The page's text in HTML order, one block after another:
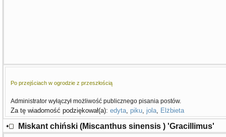
Po przejściach w ogrodzie z przeszłością
Administrator wyłączył możliwość publicznego pisania postów.
Za tę wiadomość podziękował(a): edyta, piku, jola, Elżbieta
Miskant chiński (Miscanthus sinensis ) 'Gracillimus'